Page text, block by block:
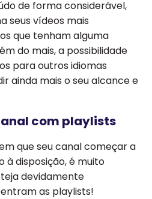
de forma considerável,
seus vídeos mais
que tenham alguma
do mais, a possibilidade
para outros idiomas
ainda mais o seu alcance e
com playlists
que seu canal começar a
disposição, é muito
devidamente
as playlists!